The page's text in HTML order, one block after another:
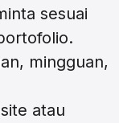
sesuai
mingguan,
atau